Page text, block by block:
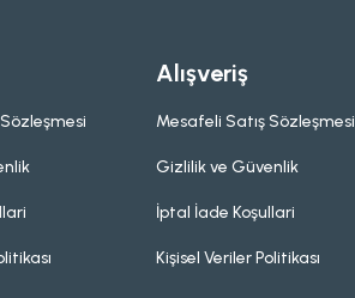
Alışveriş
Mesafeli Satış Sözleşmesi
Gizlilik ve Güvenlik
İptal İade Koşullari
Kişisel Veriler Politikası